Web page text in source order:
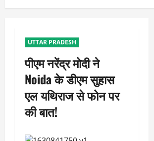
UTTAR PRADESH
पीएम नरेंद्र मोदी ने
Noida के डीएम सुहास
एल यथिराज से फोन पर
की बात!